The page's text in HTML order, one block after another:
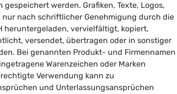
gespeichert werden. Grafiken, Texte, Logos,
nur nach schriftlicher Genehmigung durch die
heruntergeladen, vervielfältigt, kopiert,
versendet, übertragen oder in sonstiger
Bei genannten Produkt- und Firmennamen
Warenzeichen oder Marken
Verwendung kann zu
und Unterlassungsansprüchen